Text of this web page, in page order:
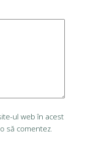
ul web în acest
să comentez.